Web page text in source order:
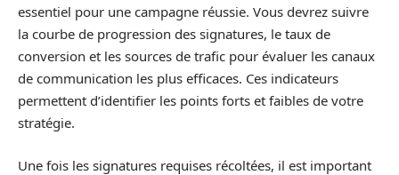
essentiel pour une campagne réussie. Vous devrez suivre
la courbe de progression des signatures, le taux de
conversion et les sources de trafic pour évaluer les canaux
de communication les plus efficaces. Ces indicateurs
permettent d’identifier les points forts et faibles de votre
stratégie.
Une fois les signatures requises récoltées, il est important